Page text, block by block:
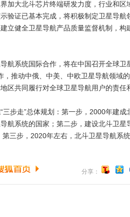
大北斗芯片终端研发力度，行业和区
验证已基本完成，将积极制定卫星导航
立健全卫星导航产品质量监督机制，构
系统国际合作，将在中国召开全球卫
推动中俄、中美、中欧卫星导航领域
区共同履行对全球卫星导航用户的责任
走”总体规划：第一步，2000年建成
航系统的国家；第二步，建设北斗卫星
三步，2020年左右，北斗卫星导航系
分享：